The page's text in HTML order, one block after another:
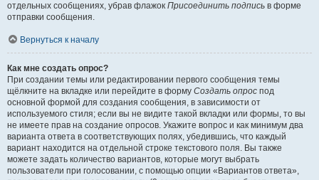
отдельных сообщениях, убрав флажок Присоединить подпись в форме
отправки сообщения.
Вернуться к началу
Как мне создать опрос?
При создании темы или редактировании первого сообщения темы
щёлкните на вкладке или перейдите в форму Создать опрос под
основной формой для создания сообщения, в зависимости от
используемого стиля; если вы не видите такой вкладки или формы, то вы
не имеете прав на создание опросов. Укажите вопрос и как минимум два
варианта ответа в соответствующих полях, убедившись, что каждый
вариант находится на отдельной строке текстового поля. Вы также
можете задать количество вариантов, которые могут выбрать
пользователи при голосовании, с помощью опции «Вариантов ответа»,